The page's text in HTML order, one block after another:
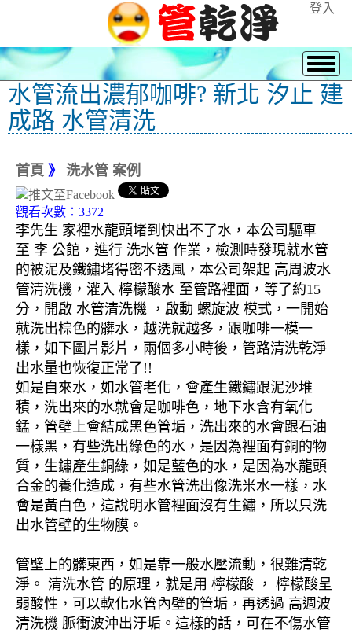
登入
水管流出濃郁咖啡? 新北 汐止 建
成路 水管清洗
首頁 》 洗水管 案例
觀看次數：3372
李先生 家裡水龍頭堵到快出不了水，本公司驅車
至 李 公館，進行 洗水管 作業，檢測時發現就水管
的被泥及鐵鏽堵得密不透風，本公司架起 高周波水
管清洗機，灌入 檸檬酸水 至管路裡面，等了約15
分，開啟 水管清洗機 ，啟動 螺旋波 模式，一開始
就洗出棕色的髒水，越洗就越多，跟咖啡一模一
樣，如下圖片影片，兩個多小時後，管路清洗乾淨
出水量也恢復正常了!!
如是自來水，如水管老化，會產生鐵鏽跟泥沙堆
積，洗出來的水就會是咖啡色，地下水含有氧化
錳，管壁上會結成黑色管垢，洗出來的水會跟石油
一樣黑，有些洗出綠色的水，是因為裡面有銅的物
質，生鏽產生銅綠，如是藍色的水，是因為水龍頭
合金的養化造成，有些水管洗出像洗米水一樣，水
會是黃白色，這說明水管裡面沒有生鏽，所以只洗
出水管壁的生物膜。
管壁上的髒東西，如是靠一般水壓流動，很難清乾
淨。 清洗水管 的原理，就是用 檸檬酸 ， 檸檬酸呈
弱酸性，可以軟化水管內壁的管垢，再透過 高週波
清洗機 脈衝波沖出汙垢。這樣的話，可在不傷水管